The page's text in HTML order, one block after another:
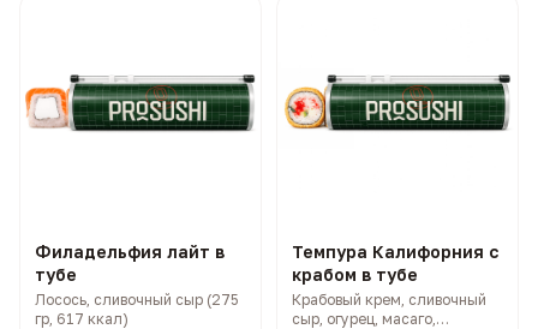
Филадельфия лайт в
тубе
Лосось, сливочный сыр (275
гр, 617 ккал)
Темпура Калифорния с
крабом в тубе
Крабовый крем, сливочный
сыр, огурец, масаго,